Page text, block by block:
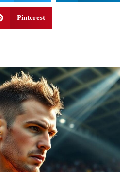
Pinterest